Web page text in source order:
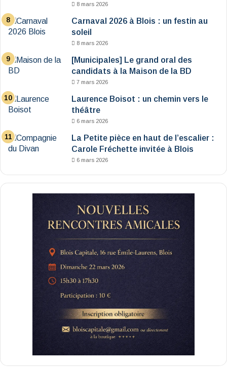
8 mars 2026
Carnaval 2026 à Blois : un festin au
soleil
8 mars 2026
[Municipales] Le grand oral des
candidats à la Maison de la BD
7 mars 2026
Laurence Boisot : un chemin vers le
théâtre
6 mars 2026
La Petite pièce en haut de l’escalier :
Carole Fréchette invitée à Blois
6 mars 2026